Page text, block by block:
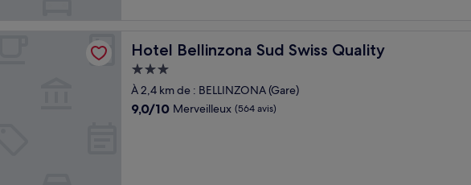
Hotel Bellinzona Sud Swiss Quality
Hotel Bellinzona Sud Swiss Quality
Hébergement
3.0 étoiles
À 2,4 km de : BELLINZONA (Gare)
9.0
9,0/10 Merveilleux (564 avis)